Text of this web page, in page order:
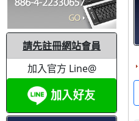
請先註冊網站會員
加入官方 Line@